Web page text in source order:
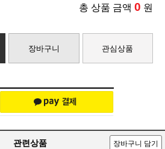
총 상품 금액 0 원
장바구니 관심상품
관련상품 장바구니 담기